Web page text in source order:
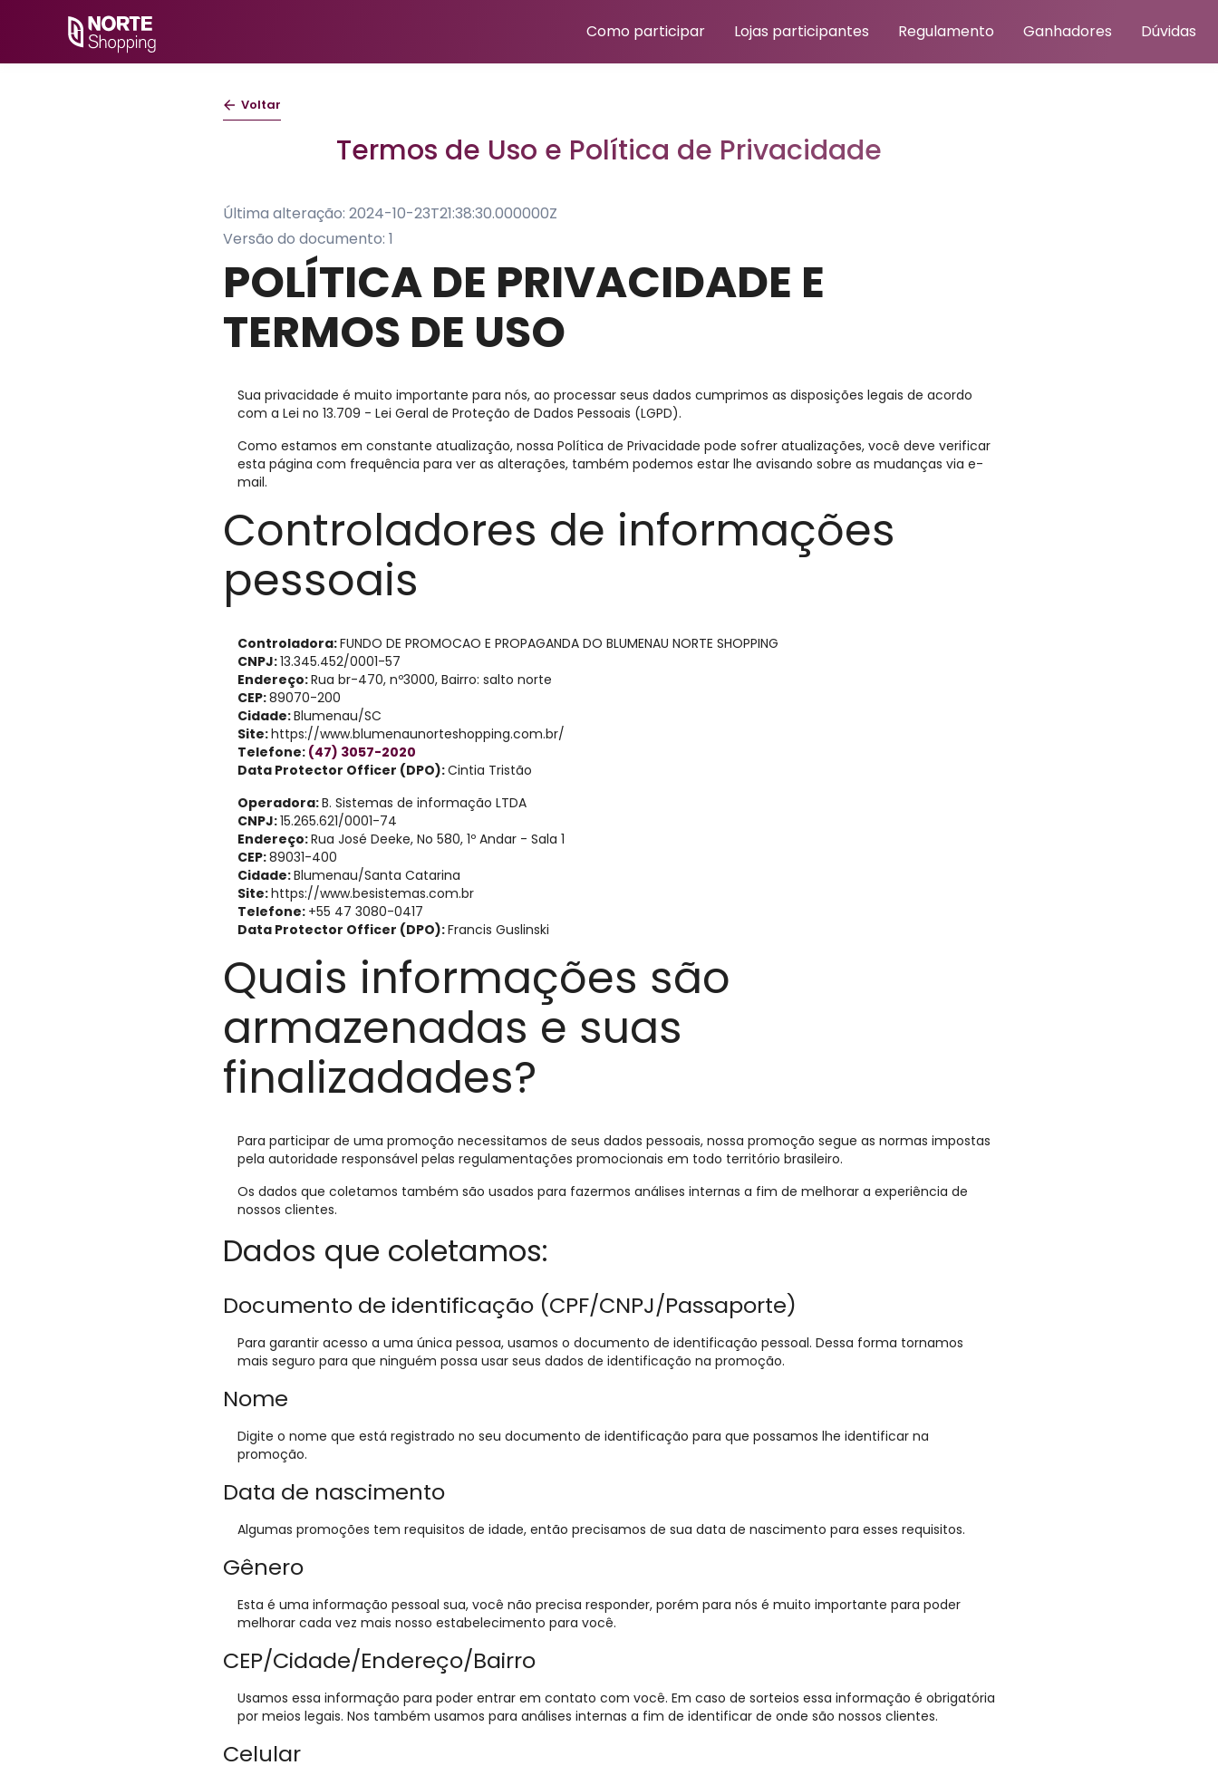
Como participar Lojas participantes Regulamento Ganhadores Dúvidas
Voltar
Termos de Uso e Política de Privacidade
Última alteração: 2024-10-23T21:38:30.000000Z
Versão do documento: 1
POLÍTICA DE PRIVACIDADE E
TERMOS DE USO
Sua privacidade é muito importante para nós, ao processar seus dados cumprimos as disposições legais de acordo
com a Lei no 13.709 - Lei Geral de Proteção de Dados Pessoais (LGPD).
Como estamos em constante atualização, nossa Política de Privacidade pode sofrer atualizações, você deve verificar
esta página com frequência para ver as alterações, também podemos estar lhe avisando sobre as mudanças via e-
mail.
Controladores de informações
pessoais
Controladora:FUNDO DE PROMOCAO E PROPAGANDA DO BLUMENAU NORTE SHOPPING
CNPJ:13.345.452/0001-57
Endereço:Rua br-470, nº3000, Bairro: salto norte
CEP:89070-200
Cidade:Blumenau/SC
Site:https://www.blumenaunorteshopping.com.br/
Telefone: (47) 3057-2020
Data Protector Officer (DPO):Cintia Tristão
Operadora:B. Sistemas de informação LTDA
CNPJ:15.265.621/0001-74
Endereço:Rua José Deeke, No 580, 1º Andar - Sala 1
CEP:89031-400
Cidade:Blumenau/Santa Catarina
Site:https://www.besistemas.com.br
Telefone: +55 47 3080-0417
Data Protector Officer (DPO):Francis Guslinski
Quais informações são
armazenadas e suas
finalizadades?
Para participar de uma promoção necessitamos de seus dados pessoais, nossa promoção segue as normas impostas
pela autoridade responsável pelas regulamentações promocionais em todo território brasileiro.
Os dados que coletamos também são usados para fazermos análises internas a fim de melhorar a experiência de
nossos clientes.
Dados que coletamos:
Documento de identificação (CPF/CNPJ/Passaporte)
Para garantir acesso a uma única pessoa, usamos o documento de identificação pessoal. Dessa forma tornamos
mais seguro para que ninguém possa usar seus dados de identificação na promoção.
Nome
Digite o nome que está registrado no seu documento de identificação para que possamos lhe identificar na
promoção.
Data de nascimento
Algumas promoções tem requisitos de idade, então precisamos de sua data de nascimento para esses requisitos.
Gênero
Esta é uma informação pessoal sua, você não precisa responder, porém para nós é muito importante para poder
melhorar cada vez mais nosso estabelecimento para você.
CEP/Cidade/Endereço/Bairro
Usamos essa informação para poder entrar em contato com você. Em caso de sorteios essa informação é obrigatória
por meios legais. Nos também usamos para análises internas a fim de identificar de onde são nossos clientes.
Celular